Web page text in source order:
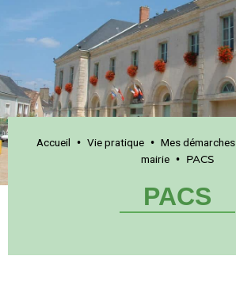
Accueil • Vie pratique • Mes démarches
mairie • PACS
PACS